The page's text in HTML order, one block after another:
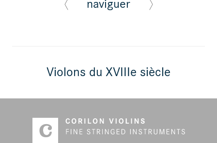
naviguer
Violons du XVIIIe siècle